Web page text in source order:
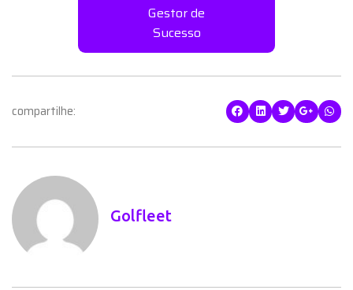
Gestor de
Sucesso
compartilhe:
Golfleet